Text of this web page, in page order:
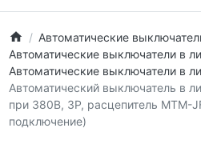
Автоматические
Автоматические выключатели в
Автоматические выключатели в
Автоматический выключатель в
при 380В, 3P, расцепитель MTM-
подключение)